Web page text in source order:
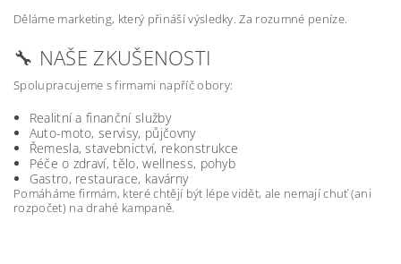
Děláme marketing, který přináší výsledky. Za rozumné peníze.
🔧 NAŠE ZKUŠENOSTI
Spolupracujeme s firmami napříč obory:
Realitní a finanční služby
Auto-moto, servisy, půjčovny
Řemesla, stavebnictví, rekonstrukce
Péče o zdraví, tělo, wellness, pohyb
Gastro, restaurace, kavárny
Pomáháme firmám, které chtějí být lépe vidět, ale nemají chuť (ani
rozpočet) na drahé kampaně.